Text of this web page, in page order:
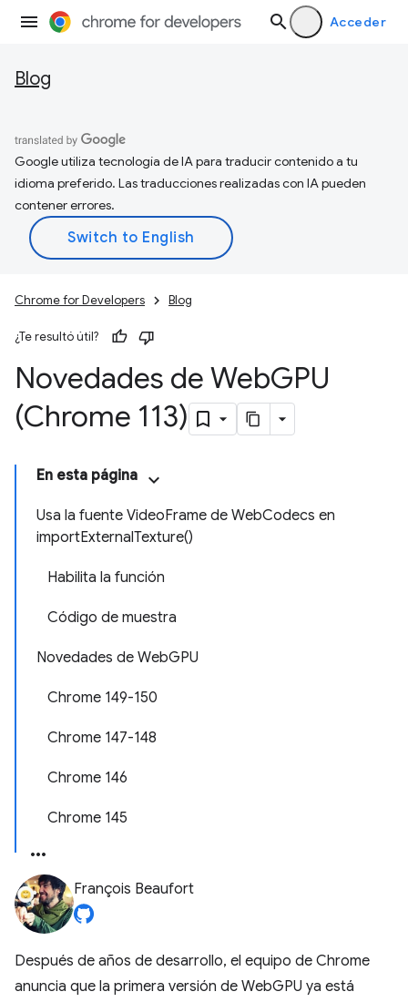
Acceder
Blog
Google utiliza tecnología de IA para traducir contenido a tu
idioma preferido. Las traducciones realizadas con IA pueden
contener errores.
Chrome for Developers Blog
¿Te resultó útil?
Novedades de WebGPU
(Chrome 113)
En esta página
Usa la fuente VideoFrame de WebCodecs en
importExternalTexture()
Habilita la función
Código de muestra
Novedades de WebGPU
Chrome 149-150
Chrome 147-148
Chrome 146
Chrome 145
François Beaufort
Después de años de desarrollo, el equipo de Chrome
anuncia que la primera versión de WebGPU ya está